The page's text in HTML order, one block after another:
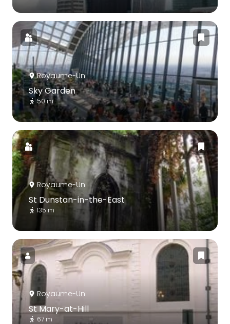
Royaume-Uni
Sky Garden
50 m
Royaume-Uni
St Dunstan-in-the-East
135 m
Royaume-Uni
St Mary-at-Hill
67 m